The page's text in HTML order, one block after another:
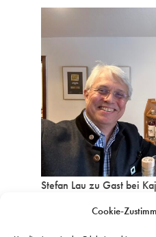
Cookie-
Stefan Lau zu Gast bei